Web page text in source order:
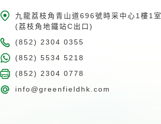
九龍荔枝角青山道696號時采中心1樓1室
(荔枝角地鐵站C出口)
(852) 2304 0355
(852) 5534 5218
(852) 2304 0778
info@greenfieldhk.com